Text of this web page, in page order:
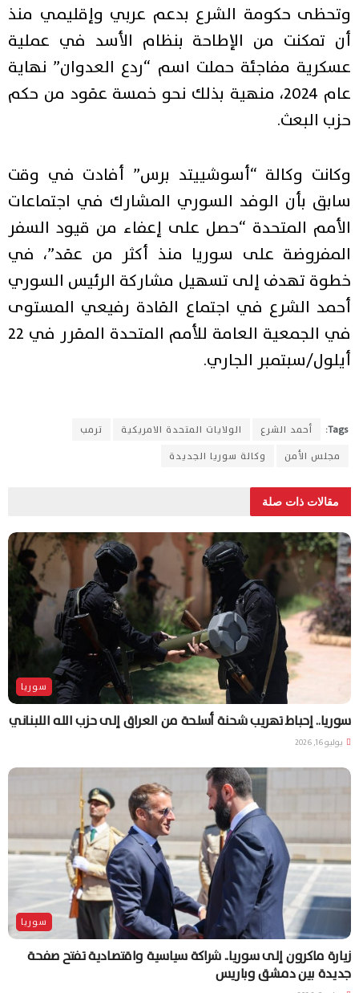
وتحظى حكومة الشرع بدعم عربي وإقليمي منذ
أن تمكنت من الإطاحة بنظام الأسد في عملية
عسكرية مفاجئة حملت اسم “ردع العدوان” نهاية
عام 2024، منهية بذلك نحو خمسة عقود من حكم
حزب البعث.
وكانت وكالة “أسوشييتد برس” أفادت في وقت
سابق بأن الوفد السوري المشارك في اجتماعات
الأمم المتحدة “حصل على إعفاء من قيود السفر
المفروضة على سوريا منذ أكثر من عقد”، في
خطوة تهدف إلى تسهيل مشاركة الرئيس السوري
أحمد الشرع في اجتماع القادة رفيعي المستوى
في الجمعية العامة للأمم المتحدة المقرر في 22
أيلول/سبتمبر الجاري.
Tags: أحمد الشرع الولايات المتحدة الامريكية
ترمب
مجلس الأمن
وكالة سوريا الجديدة
مقالات ذات صلة
سوريا
سوريا.. إحباط تهريب شحنة أسلحة من العراق إلى حزب الله اللبناني
يوليو 16, 2026
سوريا
زيارة ماكرون إلى سوريا.. شراكة سياسية واقتصادية تفتح صفحة
جديدة بين دمشق وباريس